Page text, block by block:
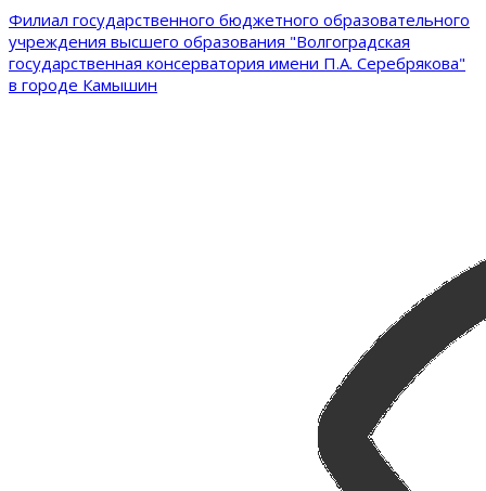
Филиал государственного бюджетного образовательного
учреждения высшего образования "Волгоградская
государственная консерватория имени П.А. Серебрякова"
в городе Камышин